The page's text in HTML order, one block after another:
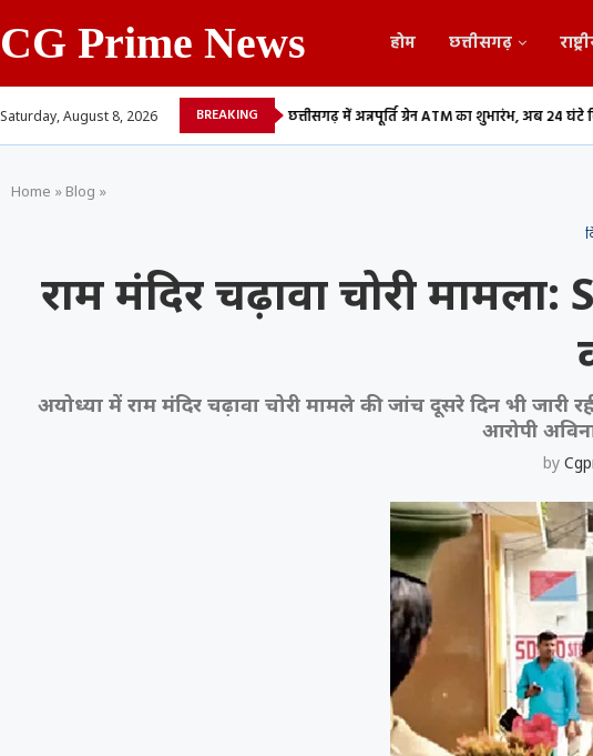
CG Prime News होम छत्तीसगढ़
Saturday, August 8, 2026 BREAKING
700 शिक्षकों... छत्तीसगढ़ में अन्नपूर्ति ग्रेन ATM का शुभारंभ, अब 24 घंटे मिलेगा... दुर्ग में
Home » Blog »
राम मंदिर चढ़ावा चोरी
अयोध्या में राम मंदिर चढ़ावा चोरी मामले की जांच दूसरे दिन भी
आरोपी
by